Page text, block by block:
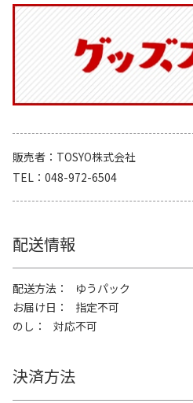
販売者
TOSYO株式会社
TEL
048-972-6504
配送情報
配送方法
ゆうパック
お届け日
指定不可
のし
対応不可
決済方法